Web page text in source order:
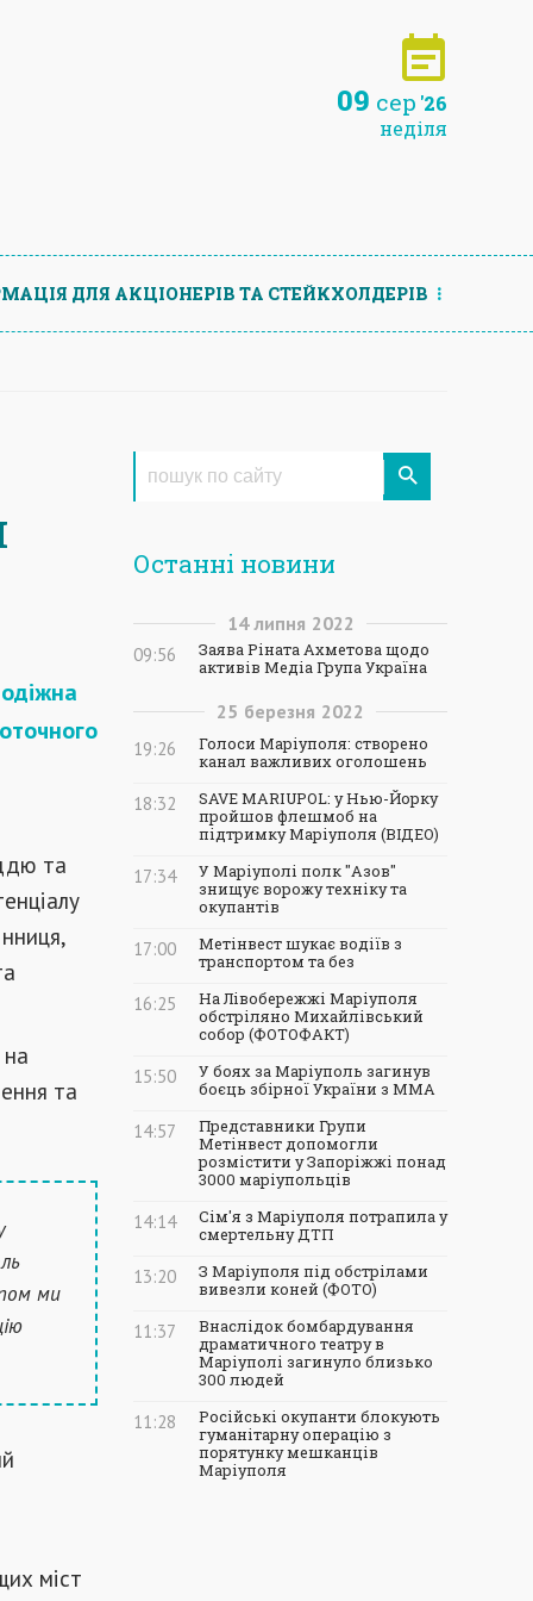
09 сер '26
неділя
ДЛЯ АКЦIОНЕРIВ ТА СТЕЙКХОЛДЕРIВ
та
та
ми
міст
Останні новини
14 липня 2022
09:56
Заява Ріната Ахметова щодо
активів Медіа Група Україна
25 березня 2022
19:26
Голоси Маріуполя: створено
канал важливих оголошень
18:32
SAVE MARIUPOL: у Нью-Йорку
пройшов флешмоб на
підтримку Маріуполя (ВІДЕО)
17:34
У Маріуполі полк "Азов"
знищує ворожу техніку та
окупантів
17:00
Метінвест шукає водіїв з
транспортом та без
16:25
На Лівобережжі Маріуполя
обстріляно Михайлівський
собор (ФОТОФАКТ)
15:50
У боях за Маріуполь загинув
боєць збірної України з ММА
14:57
Представники Групи
Метінвест допомогли
розмістити у Запоріжжі понад
3000 маріупольців
14:14
Сім'я з Маріуполя потрапила у
смертельну ДТП
13:20
З Маріуполя під обстрілами
вивезли коней (ФОТО)
11:37
Внаслідок бомбардування
драматичного театру в
Маріуполі загинуло близько
300 людей
11:28
Російські окупанти блокують
гуманітарну операцію з
порятунку мешканців
Маріуполя